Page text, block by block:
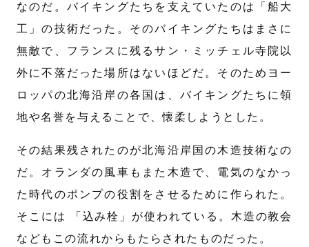
なのだ。バイキングたちを支えていたのは「船大
工」の技術だった。そのバイキングたちはまさに
無敵で、フランスに残るサン・ミッチェル寺院以
外に不落だった場所はないほどだ。そのためヨー
ロッパの北海沿岸の各国は、バイキングたちに領
地や名誉を与えることで、懐柔しようとした。
その結果残されたのが北海沿岸国の木造技術なの
だ。オランダの風車もまた木造で、電気のなかっ
た時代のポンプの役割をさせるために作られた。
そこには 「込み栓」が使われている。木造の教会
などもこの流れからもたらされたものだった。